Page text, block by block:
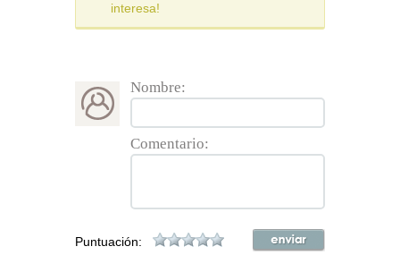
interesa!
Nombre:
Comentario:
Puntuación: